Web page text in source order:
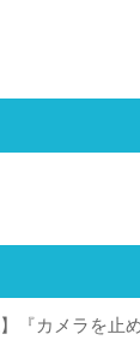
『カメラを止